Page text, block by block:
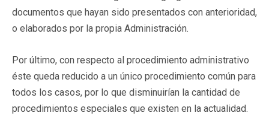
documentos que hayan sido presentados con anterioridad,
o elaborados por la propia Administración.
Por último, con respecto al procedimiento administrativo
éste queda reducido a un único procedimiento común para
todos los casos, por lo que disminuirían la cantidad de
procedimientos especiales que existen en la actualidad.